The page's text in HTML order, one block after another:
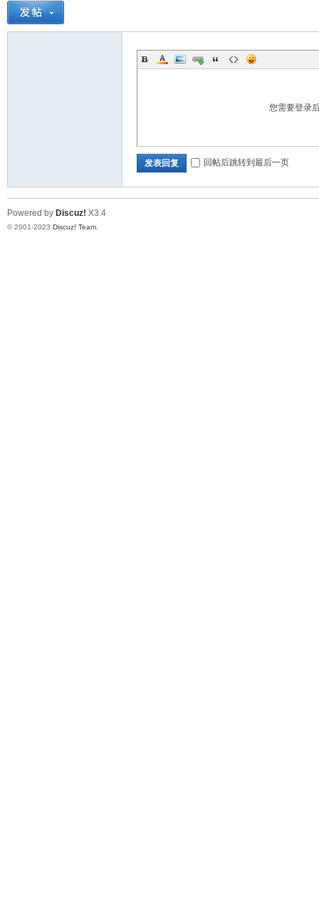
您需要登录
发表回复 回帖后跳转到最后一页
Powered by Discuz! X3.4
© 2001-2023 Discuz! Team